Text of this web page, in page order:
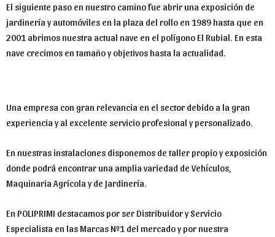
El siguiente paso en nuestro camino fue abrir una exposición de
jardinería y automóviles en la plaza del rollo en 1989 hasta que en
2001 abrimos nuestra actual nave en el polígono El Rubial. En esta
nave crecimos en tamaño y objetivos hasta la actualidad.
Una empresa con gran relevancia en el sector debido a la gran
experiencia y al excelente servicio profesional y personalizado.
En nuestras instalaciones disponemos de taller propio y exposición
donde podrá encontrar una amplia variedad de Vehículos,
Maquinaria Agrícola y de Jardinería.
En POLIPRIMI destacamos por ser Distribuidor y Servicio
Especialista en las Marcas Nº1 del mercado y por nuestra